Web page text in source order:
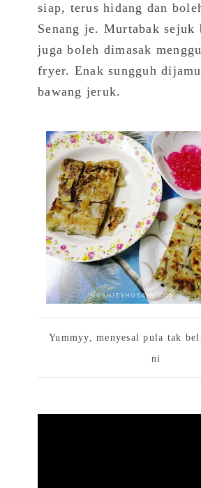
siap, terus hidang dan
Senang je. Murtabak sejuk
juga boleh dimasak
fryer. Enak sungguh
bawang jeruk.
Yummyy, menyesal pula tak
ni